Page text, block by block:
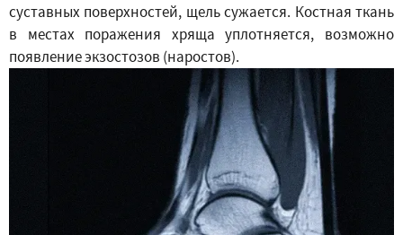
суставных поверхностей, щель сужается. Костная ткань
в местах поражения хряща уплотняется, возможно
появление экзостозов (наростов).